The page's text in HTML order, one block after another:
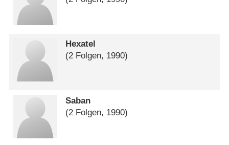
Hexatel
(2 Folgen, 1990)
Saban
(2 Folgen, 1990)